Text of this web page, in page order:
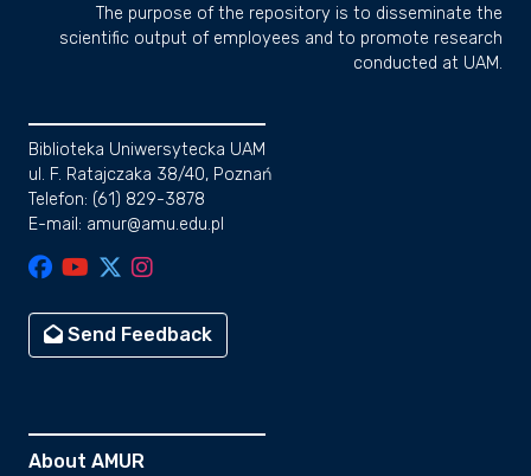
The purpose of the repository is to disseminate the
scientific output of employees and to promote research
conducted at UAM.
Biblioteka Uniwersytecka UAM
ul. F. Ratajczaka 38/40, Poznań
Telefon: (61) 829-3878
E-mail: amur@amu.edu.pl
Send Feedback
About AMUR